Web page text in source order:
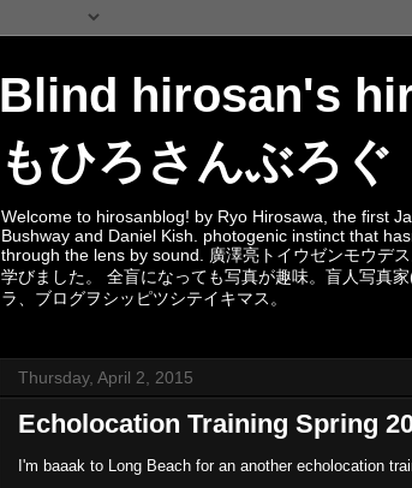
Blind hirosan's
もひろさんぶろぐ
Welcome to hirosanblog! by Ryo Hirosawa, the first
Bushway and Daniel Kish. photogenic instinct that
through the lens by sound. 廣澤亮トイウゼンモウデ
学びました。 全盲になっても写真が趣味。盲人写真
ラ、ブログヲシッピツシテイキマス。
Thursday, April 2, 2015
Echolocation Training Spring
I'm baaak to Long Beach for an another echolocation